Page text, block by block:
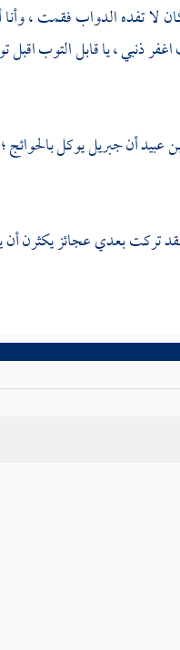
لا تفده الدواب فقمت ، وأنا
ذنبي ، يا قابل التوب
عبيدأنجبريليوكل
تركت بعدي عجائز يكثرن